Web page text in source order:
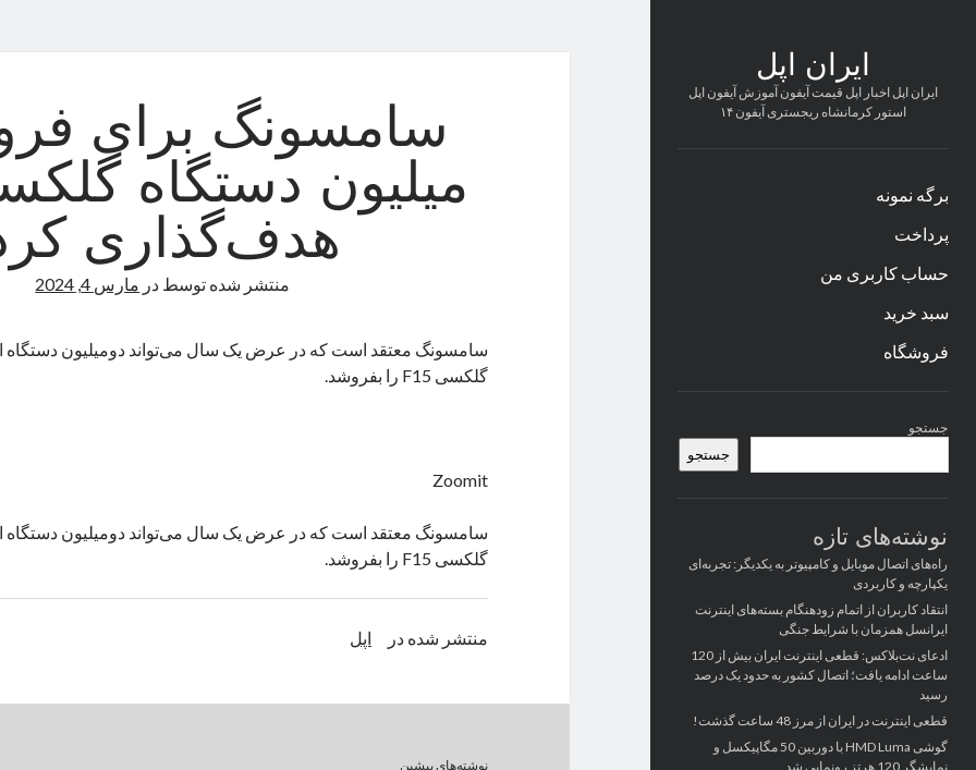
ایران اپل
ایران اپل اخبار اپل قیمت آیفون آموزش آیفون اپل
استور کرمانشاه ریجستری آیفون ۱۴
برگه نمونه
پرداخت
حساب کاربری من
سبد خرید
فروشگاه
کناری
جستجو
جستجو
نوشته‌های تازه
راه‌های اتصال موبایل و کامپیوتر به یکدیگر: تجربه‌ای
یکپارچه و کاربردی
انتقاد کاربران از اتمام زودهنگام بسته‌های اینترنت
ایرانسل همزمان با شرایط جنگی
ادعای نت‌بلاکس: قطعی اینترنت ایران بیش از 120
ساعت ادامه یافت؛ اتصال کشور به حدود یک درصد
رسید
قطعی اینترنت در ایران از مرز 48 ساعت گذشت!
گوشی HMD Luma با دوربین 50 مگاپیکسل و
نمایشگر 120 هرتز رونمایی شد
هدف‌گذاری
منتشر شده توسط در مارس 4, 2024
سامسونگ معتقد است که در عرض یک سال می‌تواند دو‌میلیون دستگاه
گلکسی F15 را بفروشد.
Zoomit
سامسونگ معتقد است که در عرض یک سال می‌تواند دو‌میلیون دستگاه
گلکسی F15 را بفروشد.
منتشر شده در اپل
نوشته‌های پیشین